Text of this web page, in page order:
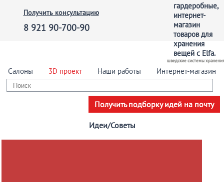
Получить консультацию
8 921 90-700-90
шведские системы хранения
Салоны 3D проект Наши работы Интернет-магазин
Получить подборку идей на почту
Идеи/Советы